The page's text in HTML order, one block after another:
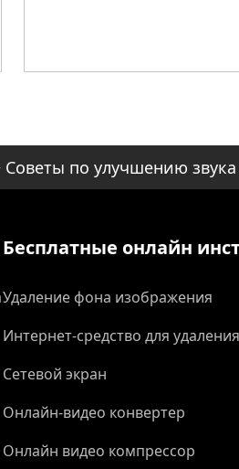
Советы по улучшению звука
Бесплатные онлайн
Удаление фона изображения
Интернет-средство для
Сетевой экран
Онлайн-видео конвертер
Онлайн видео компрессор